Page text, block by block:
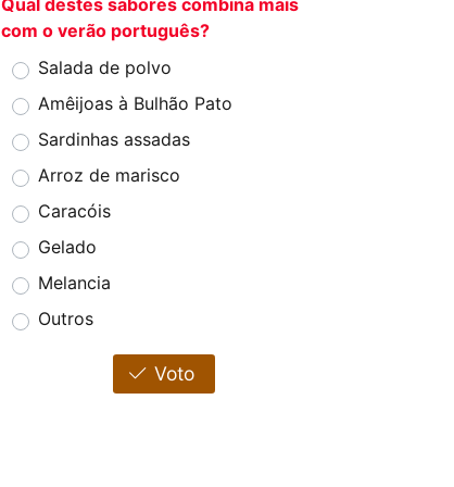
Qual destes sabores combina mais
com o verão português?
Salada de polvo
Amêijoas à Bulhão Pato
Sardinhas assadas
Arroz de marisco
Caracóis
Gelado
Melancia
Outros
Voto